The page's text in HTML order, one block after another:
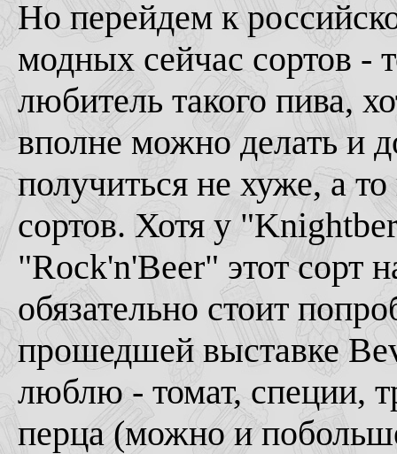
Но перейдем к
модных сейчас сортов -
любитель такого пива,
вполне можно делать и
получиться не хуже, а
сортов. Хотя у
"Rock'n'Beer" этот сорт
обязательно стоит
прошедшей выставке
люблю - томат, специи,
перца (можно и